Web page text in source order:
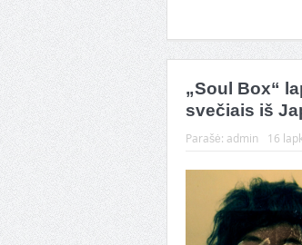
„Soul Box“
svečiais iš
Parašė: admin 16